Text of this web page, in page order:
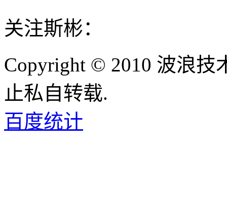
关注斯彬：
Copyright © 2010 波浪技
止私自转载.
百度统计